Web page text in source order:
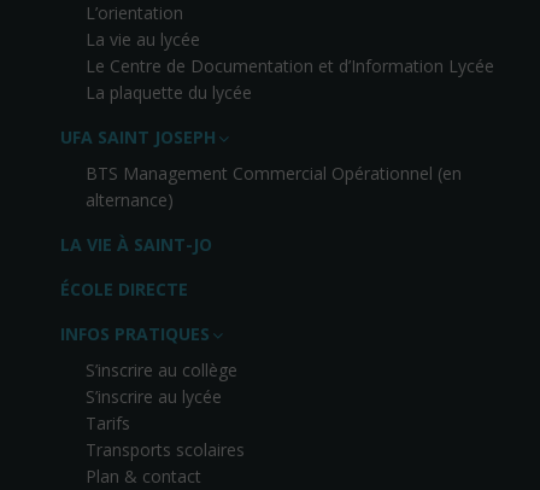
L’orientation
La vie au lycée
Le Centre de Documentation et d’Information Lycée
La plaquette du lycée
UFA SAINT JOSEPH
BTS Management Commercial Opérationnel (en
alternance)
LA VIE À SAINT-JO
ÉCOLE DIRECTE
INFOS PRATIQUES
S’inscrire au collège
S’inscrire au lycée
Tarifs
Transports scolaires
Plan & contact